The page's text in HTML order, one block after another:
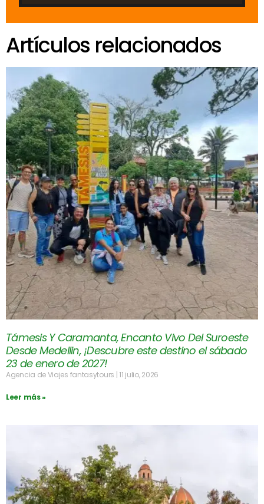
Artículos relacionados
Támesis Y Caramanta, Encanto Vivo Del Suroeste
Desde Medellin, ¡Descubre este destino el sábado
23 de enero de 2027!
Agencia de Viajes fantasytours 11 julio, 2026
Leer más »